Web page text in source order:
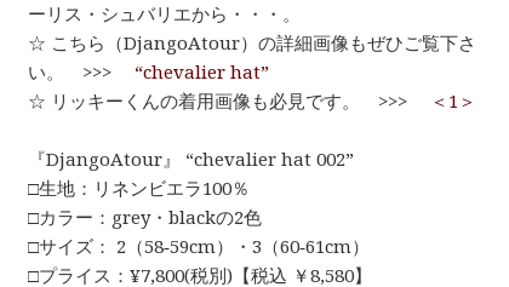
ーリス・シュバリエから・・・。
☆ こちら（DjangoAtour）の詳細画像もぜひご覧下さ
い。 >>>
“chevalier hat”
☆ リッキーくんの着用画像も必見です。 >>>
＜1＞
『DjangoAtour』 “chevalier hat 002”
□生地：リネンビエラ100％
□カラー：grey・blackの2色
□サイズ： 2（58‐59cm）・3（60‐61cm）
□プライス：¥7,800(税別)【税込 ￥8,580】